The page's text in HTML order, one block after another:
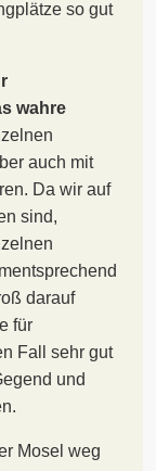
so gut
wahre
auch mit
Da wir auf
sind,
darauf
für
Fall sehr gut
und
Mosel weg